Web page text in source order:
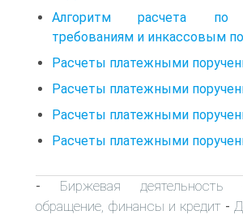
Алгоритм расчета по
требованиям и инкассовым
Расчеты платежными
Расчеты платежными
Расчеты платежными
Расчеты платежными
- Биржевая деятельность
обращение, финансы и кредит -